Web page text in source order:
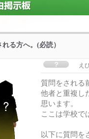
る方へ。(必読）
え
質問をされる
他者と重複し
思います。
ここは学校で
以下に質問を